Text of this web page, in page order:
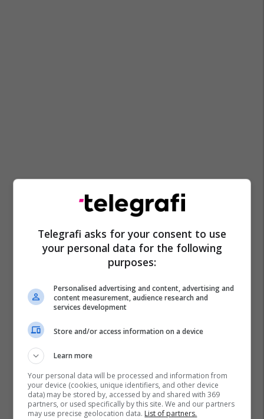
Dua Lipa
Telegrafi asks for your consent to use
your personal data for the following
purposes:
Personalised advertising and content, advertising and
content measurement, audience research and
services development
Store and/or access information on a device
Learn more
Your personal data will be processed and information from
your device (cookies, unique identifiers, and other device
data) may be stored by, accessed by and shared with 369
partners, or used specifically by this site. We and our partners
may use precise geolocation data. List of partners.